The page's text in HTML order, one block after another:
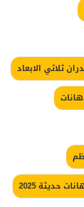
ثلاثي الابعاد
حديثة 2025